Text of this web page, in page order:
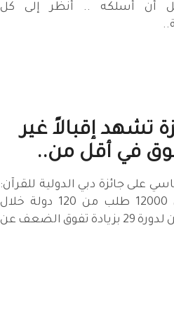
أن أسلكه .. أنظر إلى كل
تشهد إقبالاً غير
في أقل من..
على جائزة دبي الدولية للقرآن:
أكثر من 12000 طلب من 120 دولة خلال
أسبوعين لدورة 29 بزيادة تفوق الضعف عن